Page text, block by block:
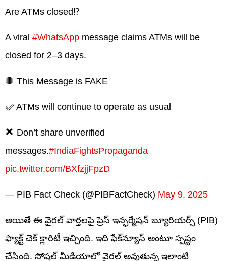
Are ATMs closed⁉️
A viral #WhatsApp message claims ATMs will be
closed for 2–3 days.
🛑 This Message is FAKE
✅ ATMs will continue to operate as usual
❌ Don’t share unverified
messages.#IndiaFightsPropaganda
pic.twitter.com/BXfzjjFpzD
— PIB Fact Check (@PIBFactCheck) May 9, 2025
అయితే ఈ వైరల్‌ వార్తలపై ప్రెస్ ఇన్ఫర్మేషన్ బ్యూరియర్స్ (PIB)
ఫ్యాక్ట్ చెక్ క్లారిటీ ఇచ్చింది. ఇది ఫేక్‌న్యూస్‌ అంటూ స్పష్టం
చేసింది. సోషల్‌ మీడియాలో వైరల్‌ అవుతున్న ఇలాంటి